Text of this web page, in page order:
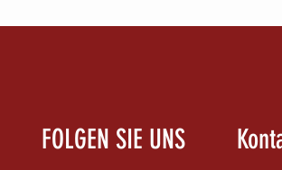
FOLGEN SIE UNS